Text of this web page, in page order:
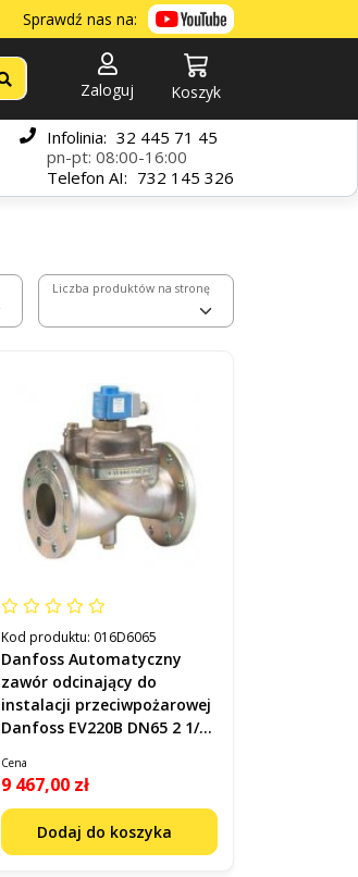
Sprawdź nas na:
Zaloguj Koszyk
Infolinia: 32 445 71 45
pn-pt: 08:00-16:00
Telefon AI: 732 145 326
Liczba produktów na stronę
Kod produktu: 016D6065
Danfoss Automatyczny
zawór odcinający do
instalacji przeciwpożarowej
Danfoss EV220B DN65 2 1/2
Cena
9 467,00 zł
Dodaj do koszyka